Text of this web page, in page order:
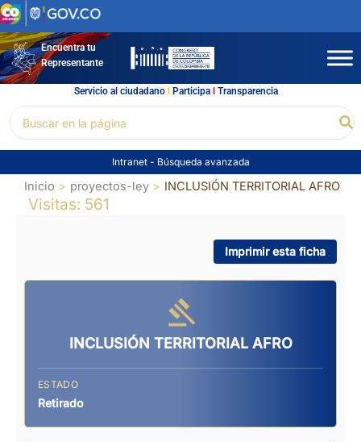
Ir
al
contenidoEncuentra tu
Representante
Servicio al ciudadano l Participal Transparencia
por:
Intranet - Búsqueda avanzada
Inicio proyectos-ley INCLUSIÓN TERRITORIAL AFRO
Visitas: 561
Imprimir esta ficha
INCLUSIÓN TERRITORIAL AFRO
ESTADO
Retirado